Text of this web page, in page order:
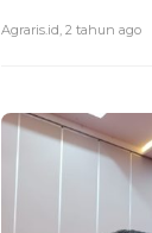
Agraris.id 2 tahun ago